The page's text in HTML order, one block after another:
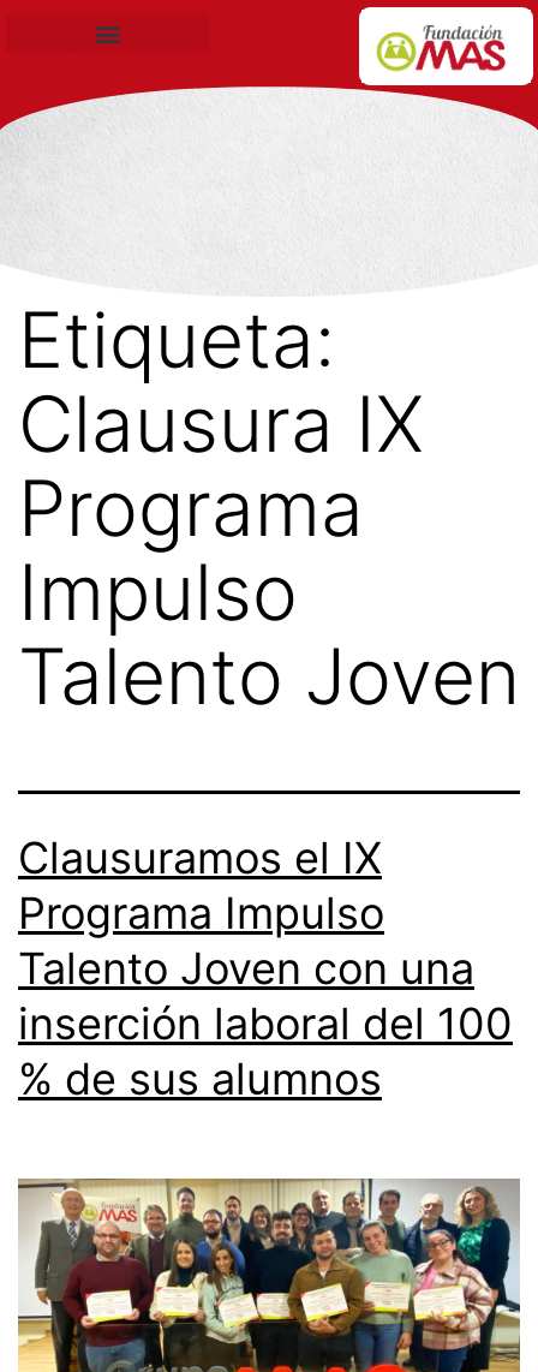
Etiqueta:
Clausura IX
Programa
Impulso
Talento Joven
Clausuramos el IX
Programa Impulso
Talento Joven con una
inserción laboral del 100
% de sus alumnos